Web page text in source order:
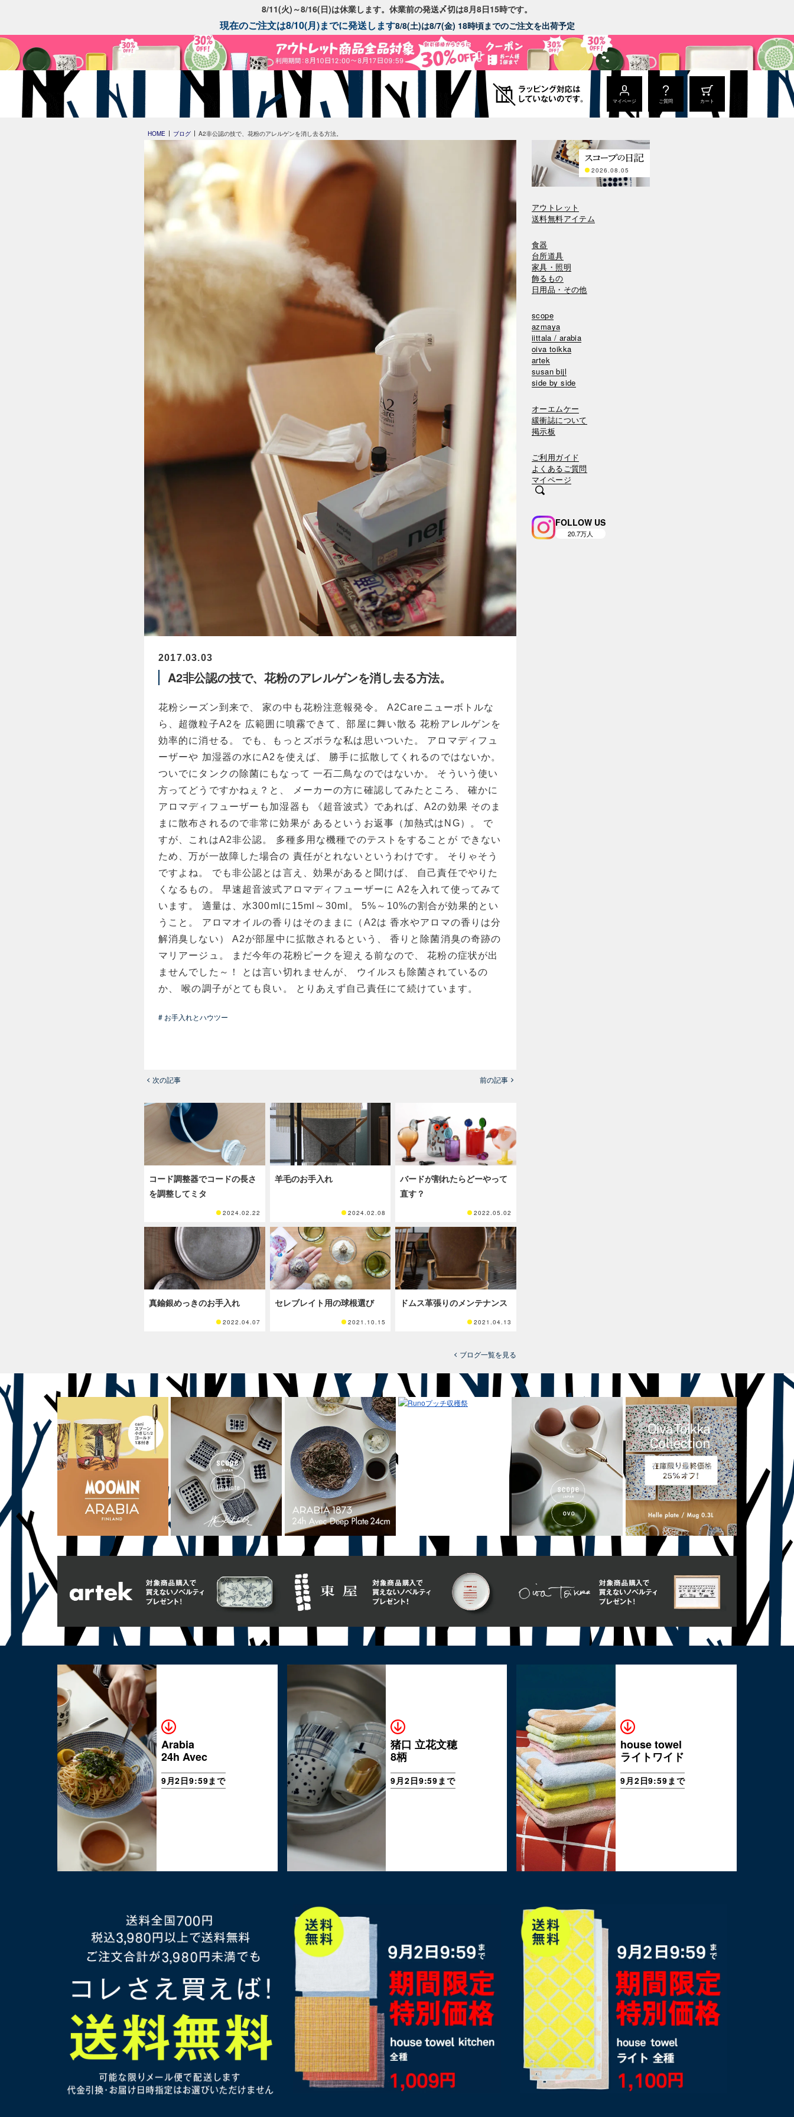
8/11(火)～8/16(日)は休業します。休業前の発送〆切は8月8日15時です。
現在のご注文は8/10(月)までに発送します8/8(土)は8/7(金) 18時頃までのご注文を出荷予定
マイページ ご質問 カート
HOME ブログ A2非公認の技で、花粉のアレルゲンを消し去る方法。
2017.03.03
A2非公認の技で、花粉のアレルゲンを消し去る方法。
花粉シーズン到来で、 家の中も花粉注意報発令。 A2Careニューボトルな
ら、超微粒子A2を 広範囲に噴霧できて、部屋に舞い散る 花粉アレルゲンを
効率的に消せる。 でも、もっとズボラな私は思いついた。 アロマディフュ
ーザーや 加湿器の水にA2を使えば、 勝手に拡散してくれるのではないか。
ついでにタンクの除菌にもなって 一石二鳥なのではないか。 そういう使い
方ってどうですかねぇ？と、 メーカーの方に確認してみたところ、 確かに
アロマディフューザーも加湿器も 《超音波式》であれば、A2の効果 そのま
まに散布されるので非常に効果が あるというお返事（加熱式はNG）。 で
すが、これはA2非公認。 多種多用な機種でのテストをすることが できない
ため、万が一故障した場合の 責任がとれないというわけです。 そりゃそう
ですよね。 でも非公認とは言え、効果があると聞けば、 自己責任でやりた
くなるもの。 早速超音波式アロマディフューザーに A2を入れて使ってみて
います。 適量は、水300mlに15ml～30ml。 5%～10%の割合が効果的とい
うこと。 アロマオイルの香りはそのままに（A2は 香水やアロマの香りは分
解消臭しない） A2が部屋中に拡散されるという、 香りと除菌消臭の奇跡の
マリアージュ。 まだ今年の花粉ピークを迎える前なので、 花粉の症状が出
ませんでした～！ とは言い切れませんが、 ウイルスも除菌されているの
か、 喉の調子がとても良い。 とりあえず自己責任にて続けています。
# お手入れとハウツー
次の記事 前の記事
コード調整器でコードの長さ
を調整してミタ
2024.02.22
羊毛のお手入れ
2024.02.08
バードが割れたらどーやって
直す？
2022.05.02
真鍮銀めっきのお手入れ
2022.04.07
セレブレイト用の球根選び
2021.10.15
ドムス革張りのメンテナンス
2021.04.13
ブログ一覧を見る
2026.08.05
アウトレット
送料無料アイテム
食器
台所道具
家具・照明
飾るもの
日用品・その他
scope
azmaya
iittala / arabia
oiva toikka
artek
susan bijl
side by side
オーエムケー
緩衝誌について
掲示板
ご利用ガイド
よくあるご質問
マイページ
FOLLOW US
Arabia
24h Avec
9月2日9:59まで
猪口 立花文穂
8柄
9月2日9:59まで
house towel
ライトワイド
9月2日9:59まで